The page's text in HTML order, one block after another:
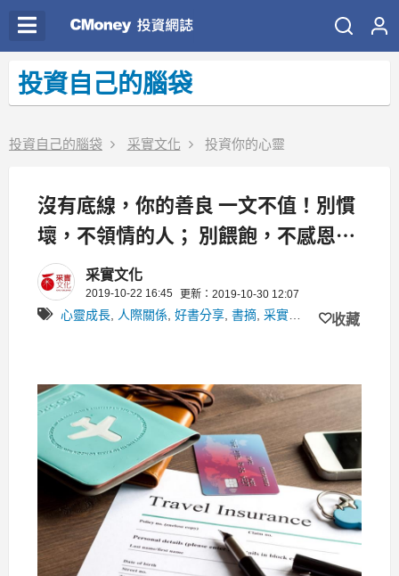
投資自己的腦袋
投資自己的腦袋 采實文化 投資你的心靈
沒有底線，你的善良 一文不值！別慣
壞，不領情的人； 別餵飽，不感恩的
心
采實文化
2019-10-22 16:45 更新：2019-10-30 12:07
心靈成長 人際關係 好書分享 書摘 采實文化36027 ,打交道
收藏